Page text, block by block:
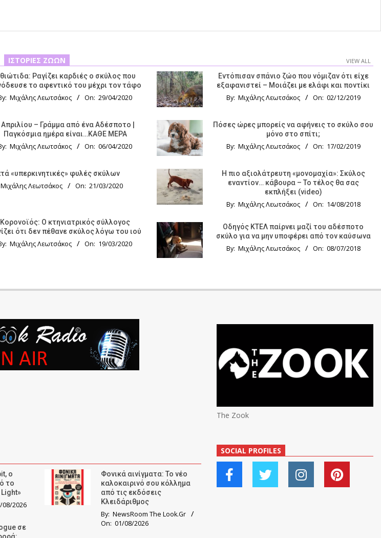
ΙΣΤΟΡΊΕΣ ΖΏΩΝ VIEW ALL
Ραγίζει καρδιές ο σκύλος που
το αφεντικό του μέχρι τον τάφο
Μιχάλης Λεωτσάκος On: 29/04/2020
Απριλίου – Γράμμα από ένα Αδέσποτο |
Παγκόσμια ημέρα είναι…ΚΑΘΕ ΜΕΡΑ
Μιχάλης Λεωτσάκος On: 06/04/2020
«υπερκινητικές» φυλές σκύλων
Μιχάλης Λεωτσάκος On: 21/03/2020
Κορονοϊός: Ο κτηνιατρικός σύλλογος
ότι δεν πέθανε σκύλος λόγω του ιού
Μιχάλης Λεωτσάκος On: 19/03/2020
Εντόπισαν σπάνιο ζώο που νόμιζαν ότι είχε
εξαφανιστεί – Μοιάζει με ελάφι και ποντίκι
By: Μιχάλης Λεωτσάκος On: 02/12/2019
Πόσες ώρες μπορείς να αφήνεις το σκύλο σου
μόνο στο σπίτι;
By: Μιχάλης Λεωτσάκος On: 17/02/2019
Η πιο αξιολάτρευτη «μονομαχία»: Σκύλος
εναντίον… κάβουρα – Το τέλος θα σας
εκπλήξει (video)
By: Μιχάλης Λεωτσάκος On: 14/08/2018
Οδηγός KTΕΛ παίρνει μαζί του αδέσποτο
σκύλο για να μην υποφέρει από τον καύσωνα
By: Μιχάλης Λεωτσάκος On: 08/07/2018
ο
το
08/2026
σε
Φονικά αινίγματα: Το νέο
καλοκαιρινό σου κόλλημα
από τις εκδόσεις
Κλειδάριθμος
By: NewsRoom The Look.Gr
On: 01/08/2026
The Zook
SOCIAL PROFILES